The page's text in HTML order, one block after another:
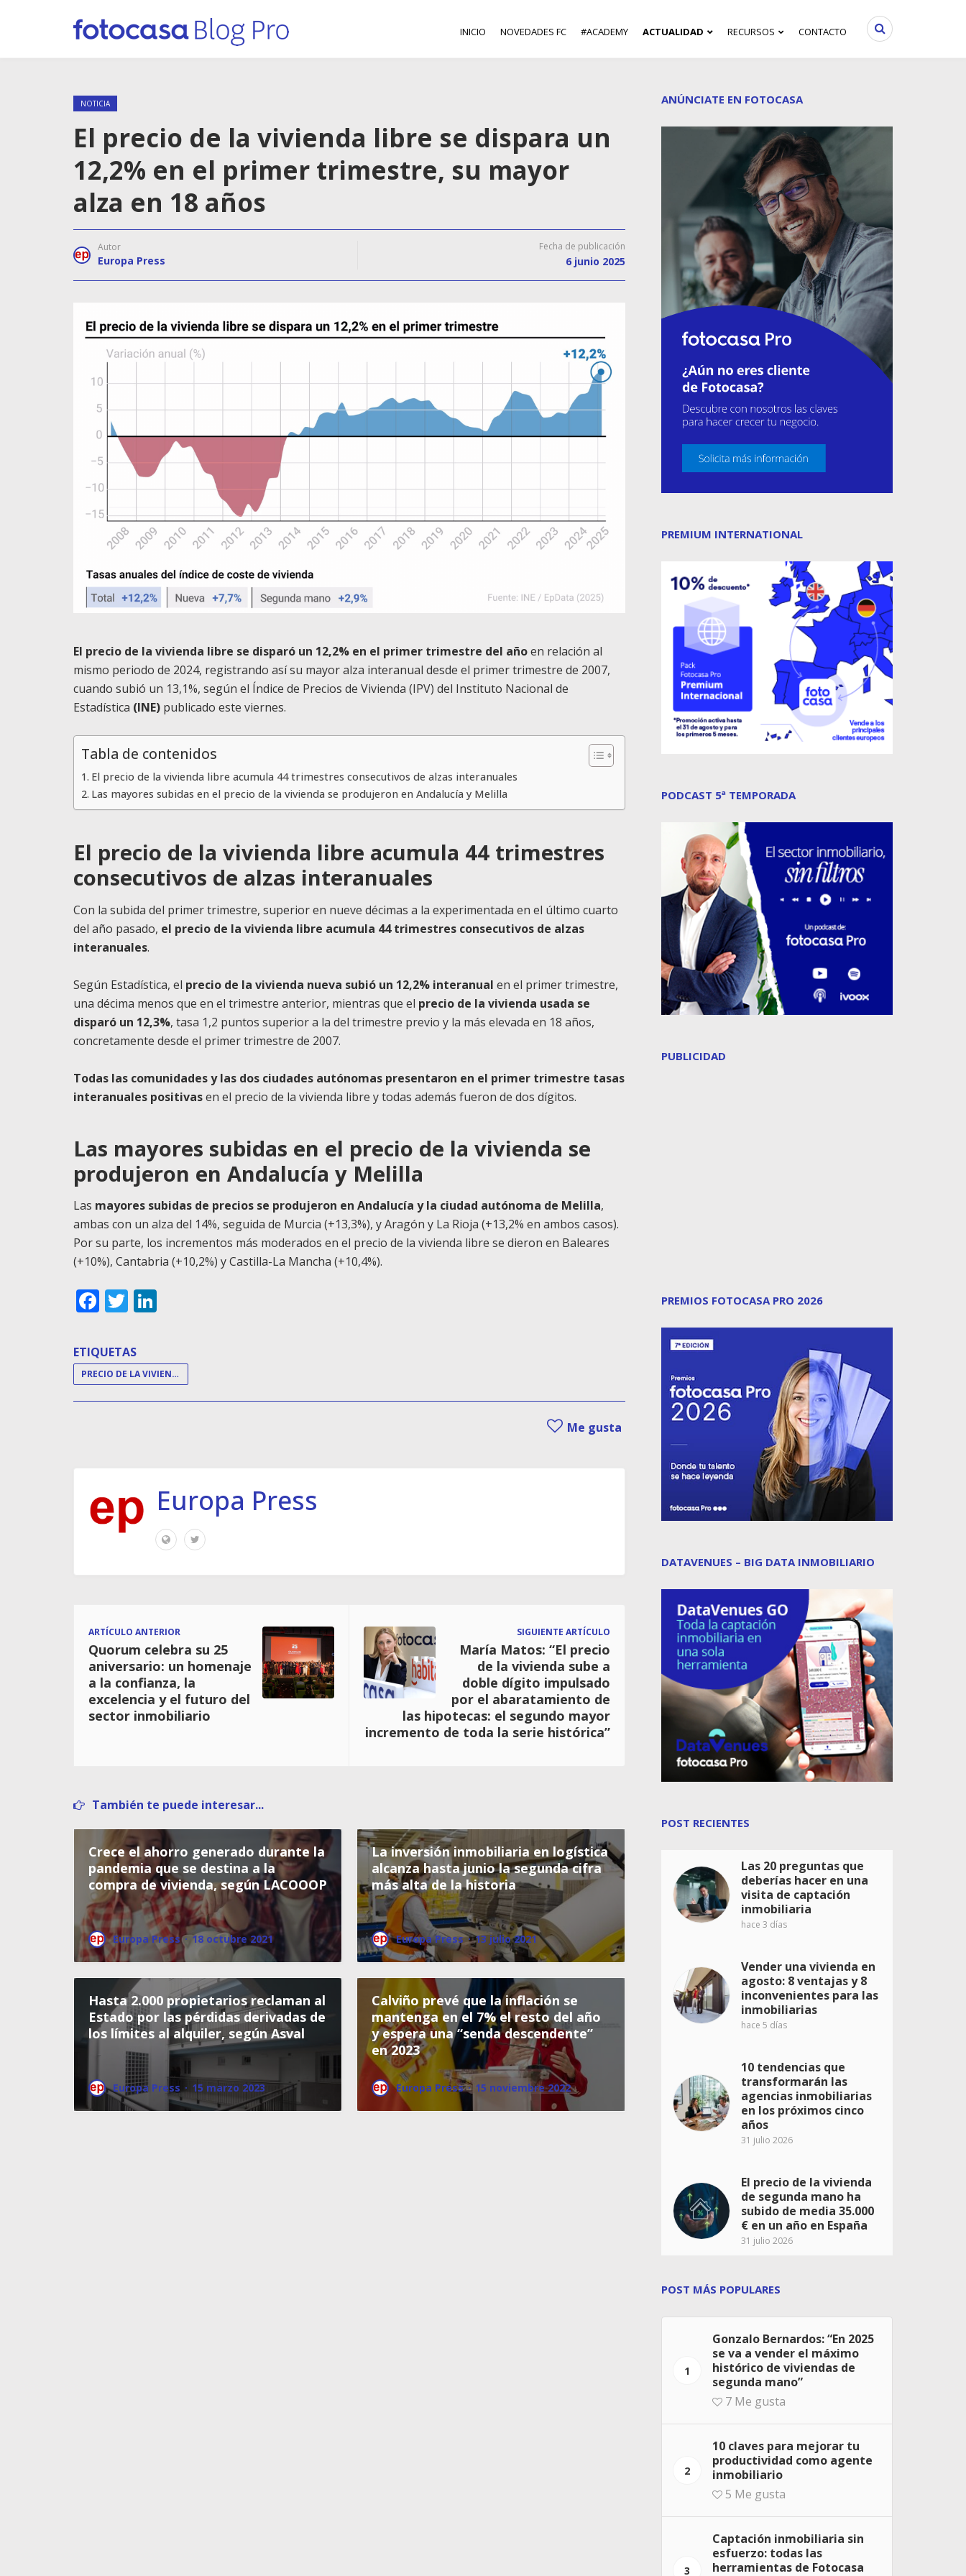
INICIO NOVEDADES FC #ACADEMY ACTUALIDAD RECURSOS CONTACTO
NOTICIA
El precio de la vivienda libre se dispara un
12,2% en el primer trimestre, su mayor
alza en 18 años
Autor
Europa Press
Fecha de publicación
6 junio 2025
El precio de la vivienda libre se disparó un 12,2% en el primer trimestre del añoen relación al
mismo periodo de 2024, registrando así su mayor alza interanual desde el primer trimestre de 2007,
cuando subió un 13,1%, según el Índice de Precios de Vivienda (IPV) del Instituto Nacional de
Estadística (INE) publicado este viernes.
Tabla de contenidos
El precio de la vivienda libre acumula 44 trimestres consecutivos de alzas interanuales
Las mayores subidas en el precio de la vivienda se produjeron en Andalucía y Melilla
El precio de la vivienda libre acumula 44 trimestres
consecutivos de alzas interanuales
Con la subida del primer trimestre, superior en nueve décimas a la experimentada en el último cuarto
del año pasado, el precio de la vivienda libre acumula 44 trimestres consecutivos de alzas
interanuales.
Según Estadística, el precio de la vivienda nueva subió un 12,2% interanual en el primer trimestre,
una décima menos que en el trimestre anterior, mientras que el precio de la vivienda usada se
disparó un 12,3%, tasa 1,2 puntos superior a la del trimestre previo y la más elevada en 18 años,
concretamente desde el primer trimestre de 2007.
Todas las comunidades y las dos ciudades autónomas presentaron en el primer trimestre tasas
interanuales positivasen el precio de la vivienda libre y todas además fueron de dos dígitos.
Las mayores subidas en el precio de la vivienda se
produjeron en Andalucía y Melilla
Las mayores subidas de precios se produjeron en Andalucía y la ciudad autónoma de Melilla,
ambas con un alza del 14%, seguida de Murcia (+13,3%), y Aragón y La Rioja (+13,2% en ambos casos).
Por su parte, los incrementos más moderados en el precio de la vivienda libre se dieron en Baleares
(+10%), Cantabria (+10,2%) y Castilla-La Mancha (+10,4%).
Facebook
Twitter
ETIQUETAS
PRECIO DE LA VIVIENDA
Me gusta
Europa Press
ARTÍCULO ANTERIOR
Quorum celebra su 25
aniversario: un homenaje
a la confianza, la
excelencia y el futuro del
sector inmobiliario
SIGUIENTE ARTÍCULO
María Matos: “El precio
de la vivienda sube a
doble dígito impulsado
por el abaratamiento de
las hipotecas: el segundo mayor
incremento de toda la serie histórica”
También te puede interesar...
Crece el ahorro generado durante la
pandemia que se destina a la
compra de vivienda, según LACOOOP
Europa Press · 18 octubre 2021
La inversión inmobiliaria en logística
alcanza hasta junio la segunda cifra
más alta de la historia
Europa Press · 13 julio 2021
Hasta 2.000 propietarios reclaman al
Estado por las pérdidas derivadas de
los límites al alquiler, según Asval
Europa Press · 15 marzo 2023
Calviño prevé que la inflación se
mantenga en el 7% el resto del año
y espera una “senda descendente”
en 2023
Europa Press · 15 noviembre 2022
ANÚNCIATE EN FOTOCASA
PREMIUM INTERNATIONAL
PODCAST 5ª TEMPORADA
PUBLICIDAD
PREMIOS FOTOCASA PRO 2026
DATAVENUES – BIG DATA INMOBILIARIO
POST RECIENTES
Las 20 preguntas que
deberías hacer en una
visita de captación
inmobiliaria
hace 3 días
Vender una vivienda en
agosto: 8 ventajas y 8
inconvenientes para las
inmobiliarias
hace 5 días
10 tendencias que
transformarán las
agencias inmobiliarias
en los próximos cinco
años
31 julio 2026
El precio de la vivienda
de segunda mano ha
subido de media 35.000
€ en un año en España
31 julio 2026
POST MÁS POPULARES
1
Gonzalo Bernardos: “En 2025
se va a vender el máximo
histórico de viviendas de
segunda mano”
7 Me gusta
2
10 claves para mejorar tu
productividad como agente
inmobiliario
5 Me gusta
3
Captación inmobiliaria sin
esfuerzo: todas las
herramientas de Fotocasa